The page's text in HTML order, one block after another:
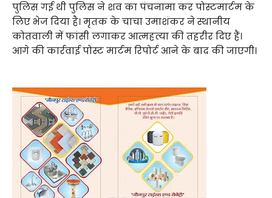
पुलिस गई थी पुलिस ने शव का पंचनामा कर पोस्टमार्टम के
लिए भेज दिया है। मृतक के चाचा उमाशंकर ने स्थानीय
कोतवाली में फांसी लगाकर आत्महत्या की तहरीर दिए हैं।
आगे की कार्रवाई पोस्ट मार्टम रिपोर्ट आने के बाद की जाएगी।